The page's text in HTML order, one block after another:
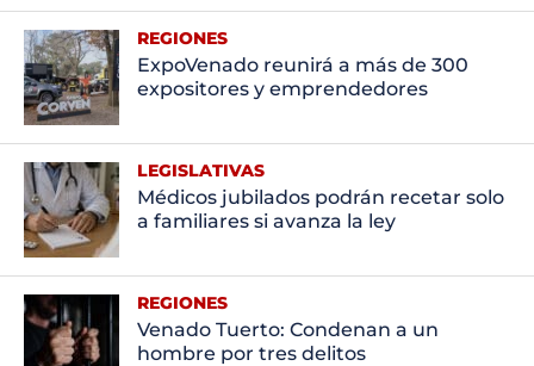
REGIONES
ExpoVenado reunirá a más de 300
expositores y emprendedores
LEGISLATIVAS
Médicos jubilados podrán recetar solo
a familiares si avanza la ley
REGIONES
Venado Tuerto: Condenan a un
hombre por tres delitos